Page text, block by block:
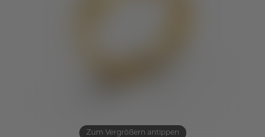
Zum Vergrößern antippen